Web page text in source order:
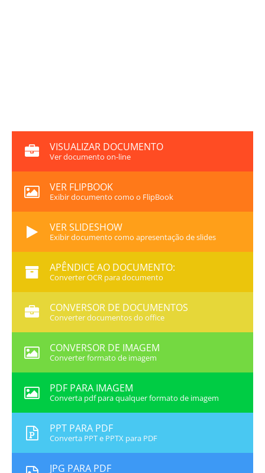
VISUALIZAR DOCUMENTO
Ver documento on-line
VER FLIPBOOK
Exibir documento como o FlipBook
VER SLIDESHOW
Exibir documento como apresentação de slides
APÊNDICE AO DOCUMENTO:
Converter OCR para documento
CONVERSOR DE DOCUMENTOS
Converter documentos do office
CONVERSOR DE IMAGEM
Converter formato de imagem
PDF PARA IMAGEM
Converta pdf para qualquer formato de imagem
PPT PARA PDF
Converta PPT e PPTX para PDF
JPG PARA PDF